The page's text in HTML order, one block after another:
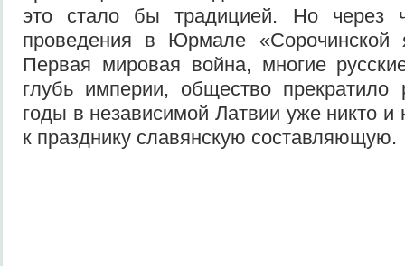
это стало бы традицией. Но через
проведения в Юрмале «Сорочинской
Первая мировая война, многие
глубь империи, общество
годы в независимой Латвии уже никто и
к празднику славянскую составляющую.